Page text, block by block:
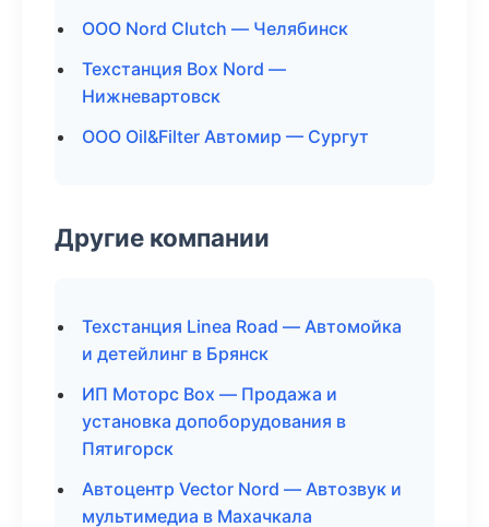
ООО Nord Clutch — Челябинск
Техстанция Box Nord —
Нижневартовск
ООО Oil&Filter Автомир — Сургут
Другие компании
Техстанция Linea Road — Автомойка
и детейлинг в Брянск
ИП Моторс Box — Продажа и
установка допоборудования в
Пятигорск
Автоцентр Vector Nord — Автозвук и
мультимедиа в Махачкала